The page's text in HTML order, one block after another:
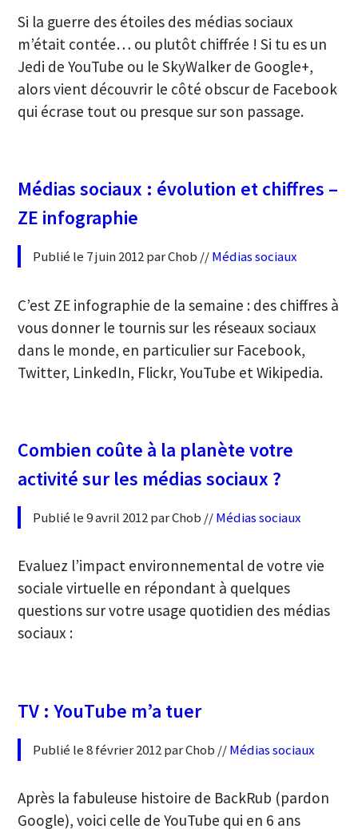
Si la guerre des étoiles des médias sociaux
m’était contée… ou plutôt chiffrée ! Si tu es un
Jedi de YouTube ou le SkyWalker de Google+,
alors vient découvrir le côté obscur de Facebook
qui écrase tout ou presque sur son passage.
Médias sociaux : évolution et chiffres –
ZE infographie
Publié le 7 juin 2012 par Chob //Médias sociaux
C’est ZE infographie de la semaine : des chiffres à
vous donner le tournis sur les réseaux sociaux
dans le monde, en particulier sur Facebook,
Twitter, LinkedIn, Flickr, YouTube et Wikipedia.
Combien coûte à la planète votre
activité sur les médias sociaux ?
Publié le 9 avril 2012 par Chob //Médias sociaux
Evaluez l’impact environnemental de votre vie
sociale virtuelle en répondant à quelques
questions sur votre usage quotidien des médias
sociaux :
TV : YouTube m’a tuer
Publié le 8 février 2012 par Chob //Médias sociaux
Après la fabuleuse histoire de BackRub (pardon
Google), voici celle de YouTube qui en 6 ans